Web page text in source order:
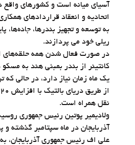
آسیای میانه است و کشورهای واقع
اتحادیه و انعقاد قراردادهای
به توسعه و تجهیز بندرها، جاده‌ها،
ریلی خود می‌ پردازند.
در صورت فعال شدن همه حلقه‌های
کانتینر از بندر بمبئی هند به
یک ماه زمان نیاز دارد، در حالی که
نقل همراه است.
ولادیمیر پوتین رئیس جمهوری
آذربایجان در ماه سپتامبر گذشته و
علی اف رئیس جمهوری آذربایجان،